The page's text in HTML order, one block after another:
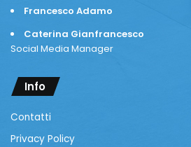
Francesco Adamo
Caterina Gianfrancesco
Social Media Manager
Info
Contatti
Privacy Policy